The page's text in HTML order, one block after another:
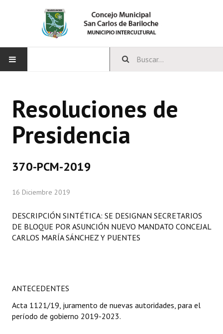
CONCEJO
Bloques Políticos
Comisiones Permanentes
Comisiones Especiales
Concejales Mandato Cumplido
Programas
Carta Orgánica 2007
Resoluciones de
Presidencia
370-PCM-2019
16 Diciembre 2019
DESCRIPCIÓN SINTÉTICA: SE DESIGNAN SECRETARIOS
DE BLOQUE POR ASUNCIÓN NUEVO MANDATO CONCEJAL
CARLOS MARÍA SÁNCHEZ Y PUENTES
ANTECEDENTES
Acta 1121/19, juramento de nuevas autoridades, para el
período de gobierno 2019-2023.